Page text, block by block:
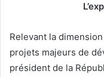
Relevant la
projets majeurs de
président de la